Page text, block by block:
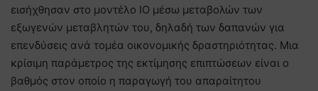
εισήχθησαν στο μοντέλο IO μέσω μεταβολών των
εξωγενών μεταβλητών του, δηλαδή των δαπανών για
επενδύσεις ανά τομέα οικονομικής δραστηριότητας. Μια
κρίσιμη παράμετρος της εκτίμησης επιπτώσεων είναι ο
βαθμός στον οποίο η παραγωγή του απαραίτητου